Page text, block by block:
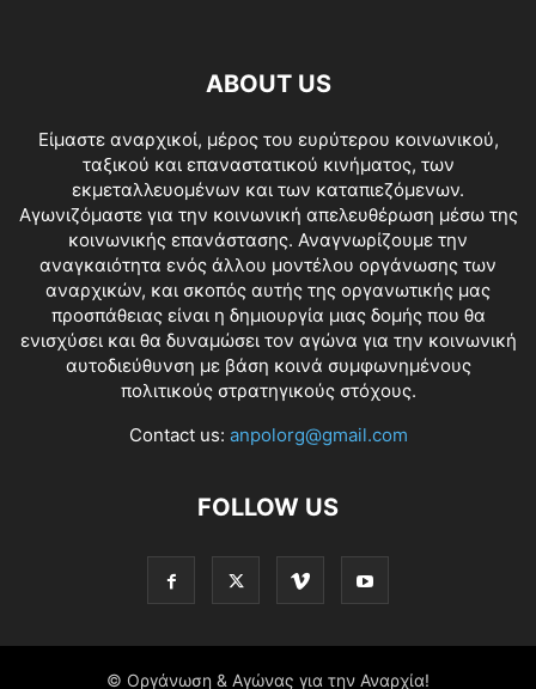
ABOUT US
Είμαστε αναρχικοί, μέρος του ευρύτερου κοινωνικού,
ταξικού και επαναστατικού κινήματος, των
εκμεταλλευομένων και των καταπιεζόμενων.
Αγωνιζόμαστε για την κοινωνική απελευθέρωση μέσω της
κοινωνικής επανάστασης. Αναγνωρίζουμε την
αναγκαιότητα ενός άλλου μοντέλου οργάνωσης των
αναρχικών, και σκοπός αυτής της οργανωτικής μας
προσπάθειας είναι η δημιουργία μιας δομής που θα
ενισχύσει και θα δυναμώσει τον αγώνα για την κοινωνική
αυτοδιεύθυνση με βάση κοινά συμφωνημένους
πολιτικούς στρατηγικούς στόχους.
Contact us: anpolorg@gmail.com
FOLLOW US
© Οργάνωση & Αγώνας για την Αναρχία!